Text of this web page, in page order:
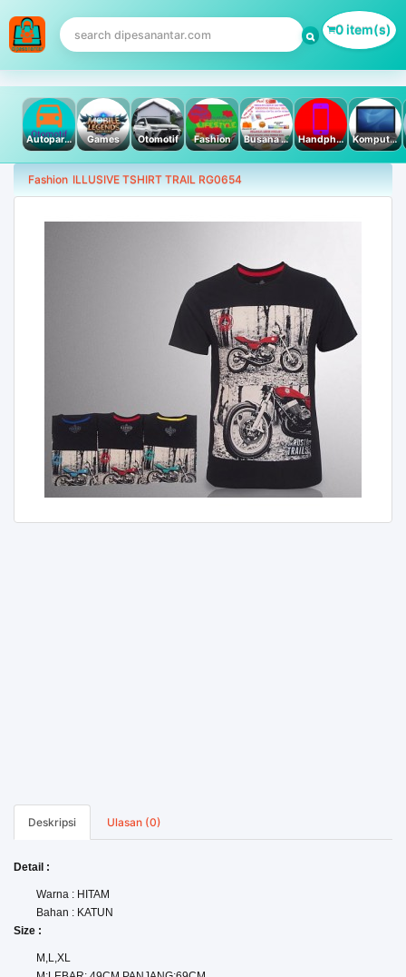
0 item(s)
Autoparts Games Otomotif Fashion Busana Muslim Handphone & Tablet Komputer PC & Laptop
Fashion ILLUSIVE TSHIRT TRAIL RG0654
Deskripsi Ulasan (0)
Detail :
Warna : HITAM
Bahan : KATUN
Size :
M,L,XL